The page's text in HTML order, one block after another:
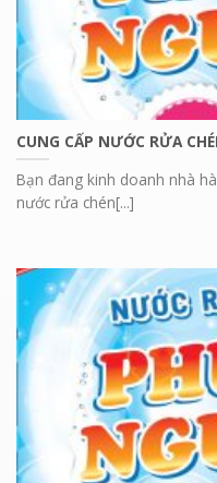
CUNG CẤP NƯỚC RỬA
Bạn đang kinh doanh nhà
nước rửa chén[...]